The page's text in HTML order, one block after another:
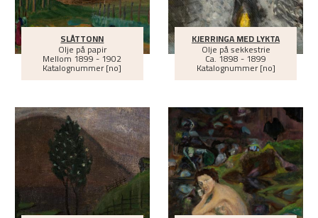
SLÅTTONN
Olje på papir
Mellom 1899 - 1902
Katalognummer [no]
KJERRINGA MED LYKTA
Olje på sekkestrie
Ca. 1898 - 1899
Katalognummer [no]